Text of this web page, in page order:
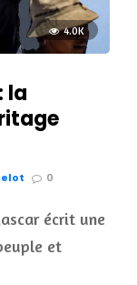
4.0K
la
0
écrit une
et